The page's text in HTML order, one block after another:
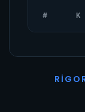
# K
R I G O